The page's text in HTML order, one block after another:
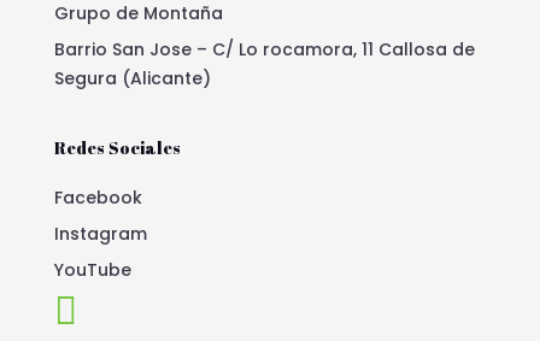
Grupo de Montaña
Barrio San Jose – C/ Lo rocamora, 11 Callosa de
Segura (Alicante)
Redes Sociales
Facebook
Instagram
YouTube
